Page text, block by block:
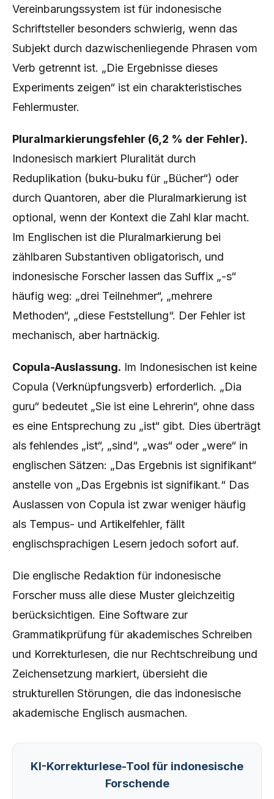
Vereinbarungssystem ist für indonesische
Schriftsteller besonders schwierig, wenn das
Subjekt durch dazwischenliegende Phrasen vom
Verb getrennt ist. „Die Ergebnisse dieses
Experiments zeigen“ ist ein charakteristisches
Fehlermuster.
Pluralmarkierungsfehler (6,2 % der Fehler).
Indonesisch markiert Pluralität durch
Reduplikation (buku-buku für „Bücher“) oder
durch Quantoren, aber die Pluralmarkierung ist
optional, wenn der Kontext die Zahl klar macht.
Im Englischen ist die Pluralmarkierung bei
zählbaren Substantiven obligatorisch, und
indonesische Forscher lassen das Suffix „-s“
häufig weg: „drei Teilnehmer“, „mehrere
Methoden“, „diese Feststellung“. Der Fehler ist
mechanisch, aber hartnäckig.
Copula-Auslassung. Im Indonesischen ist keine
Copula (Verknüpfungsverb) erforderlich. „Dia
guru“ bedeutet „Sie ist eine Lehrerin“, ohne dass
es eine Entsprechung zu „ist“ gibt. Dies überträgt
als fehlendes „ist“, „sind“, „was“ oder „were“ in
englischen Sätzen: „Das Ergebnis ist signifikant“
anstelle von „Das Ergebnis ist signifikant.“ Das
Auslassen von Copula ist zwar weniger häufig
als Tempus- und Artikelfehler, fällt
englischsprachigen Lesern jedoch sofort auf.
Die englische Redaktion für indonesische
Forscher muss alle diese Muster gleichzeitig
berücksichtigen. Eine Software zur
Grammatikprüfung für akademisches Schreiben
und Korrekturlesen, die nur Rechtschreibung und
Zeichensetzung markiert, übersieht die
strukturellen Störungen, die das indonesische
akademische Englisch ausmachen.
KI-Korrekturlese-Tool für indonesische
Forschende